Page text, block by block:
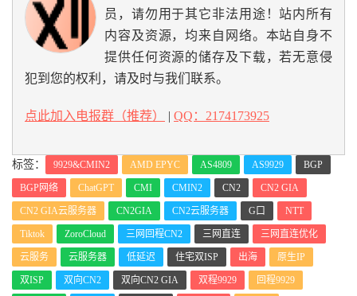
员，请勿用于其它非法用途！站内所有
内容及资源，均来自网络。本站自身不
提供任何资源的储存及下载，若无意侵
犯到您的权利，请及时与我们联系。
点此加入电报群（推荐） | QQ：2174173925
标签： 9929&CMIN2 AMD EPYC AS4809 AS9929 BGP
BGP网络 ChatGPT CMI CMIN2 CN2 CN2 GIA
CN2 GIA云服务器 CN2GIA CN2云服务器 G口 NTT
Tiktok ZoroCloud 三网回程CN2 三网直连 三网直连优化
云服务 云服务器 低延迟 住宅双ISP 出海 原生IP
双ISP 双向CN2 双向CN2 GIA 双程9929 回程9929